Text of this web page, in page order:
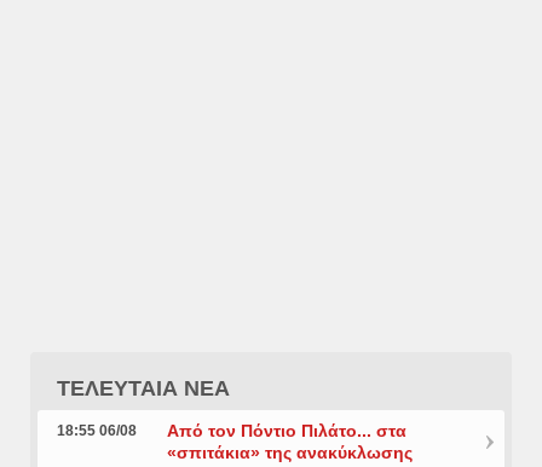
ΤΕΛΕΥΤΑΙΑ ΝΕΑ
18:55 06/08
Από τον Πόντιο Πιλάτο... στα
«σπιτάκια» της ανακύκλωσης